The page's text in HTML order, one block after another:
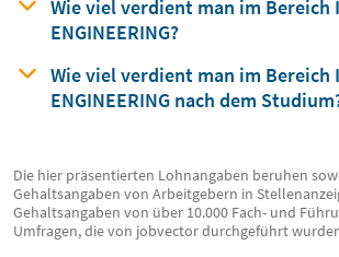
Wie viel verdient man im Bereich
ENGINEERING?
Wie viel verdient man im Bereich
ENGINEERING nach dem
Die hier präsentierten Lohnangaben beruhen
Gehaltsangaben von Arbeitgebern in
Gehaltsangaben von über 10.000 Fach- und
Umfragen, die von jobvector durchgeführt